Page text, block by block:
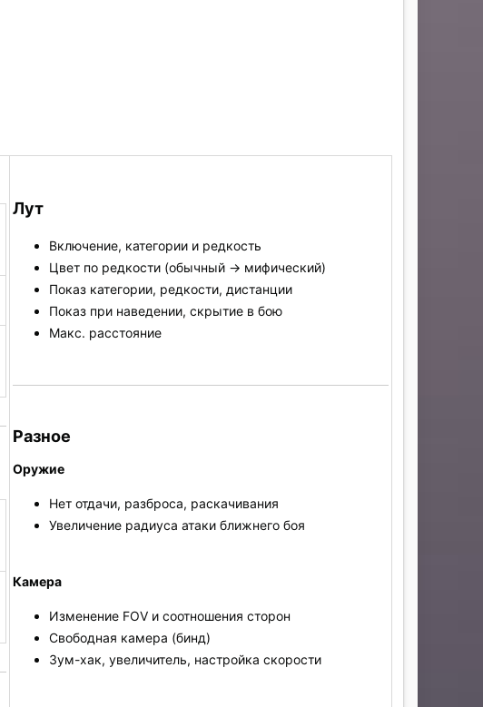
Лут
Включение, категории и редкость
Цвет по редкости (обычный → мифический)
Показ категории, редкости, дистанции
Показ при наведении, скрытие в бою
Макс. расстояние
Разное
Оружие
Нет отдачи, разброса, раскачивания
Увеличение радиуса атаки ближнего боя
Камера
Изменение FOV и соотношения сторон
Свободная камера (бинд)
Зум-хак, увеличитель, настройка скорости